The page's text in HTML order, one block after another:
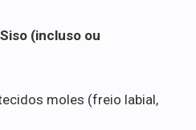
(incluso ou
moles (freio labial,